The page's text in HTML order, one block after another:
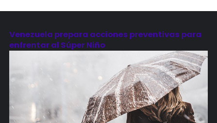
Venezuela prepara acciones preventivas para
enfrentar al Súper Niño